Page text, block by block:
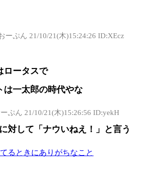
ーぷん 21/10/21(木)15:24:26 ID:XEcz
ロータスで
は一太郎の時代やな
ぷん 21/10/21(木)15:26:56 ID:yekH
対して「ナウいねえ！」と言う
るときにありがちなこと